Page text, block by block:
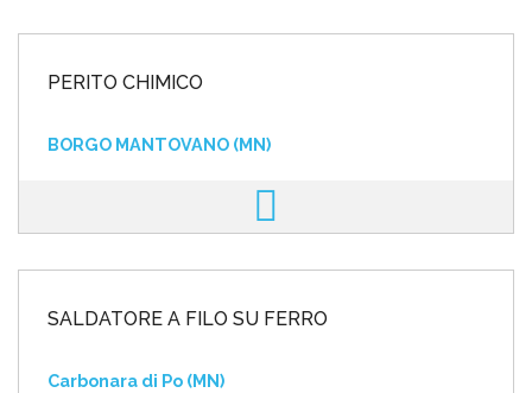
PERITO CHIMICO
BORGO MANTOVANO (MN)
SALDATORE A FILO SU FERRO
Carbonara di Po (MN)